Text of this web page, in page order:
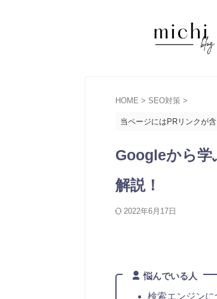
HOME > SEO対策 >
当ページにはPRリンクが
Googleから学
解説！
2022年6月17日
悩んでいる人
検索エンジン